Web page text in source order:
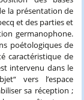
la présentation de
et des parties et
germanophone.
poétologiques de
caractéristique de
intervenu dans le
vers l’espace
sa réception ;